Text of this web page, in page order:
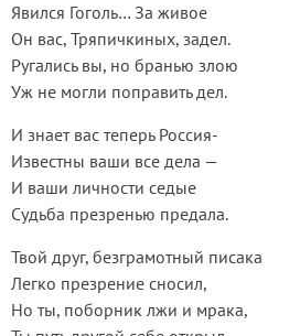
Явился Гоголь… За живое
Он вас, Тряпичкиных, задел.
Ругались вы, но бранью злою
Уж не могли поправить дел.
И знает вас теперь Россия-
Известны ваши все дела —
И ваши личности седые
Судьба презренью предала.
Твой друг, безграмотный писака
Легко презрение сносил,
Но ты, поборник лжи и мрака,